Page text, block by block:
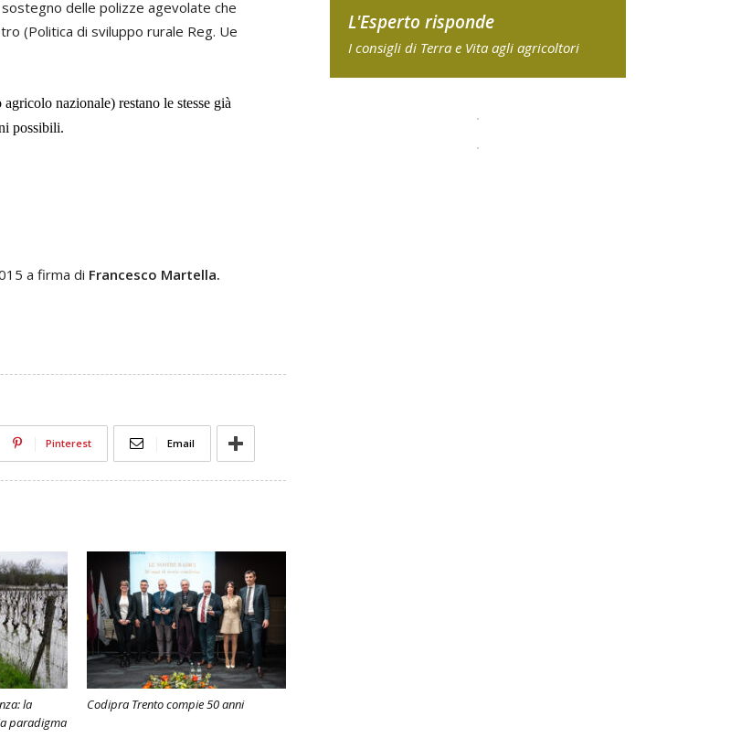
delle polizze agevolate che
(Politica di sviluppo rurale Reg. Ue
nazionale) restano le stesse già
possibili.
a firma di Francesco Martella.
Pinterest Email
la
paradigma
Codipra Trento compie 50 anni
L'Esperto risponde
I consigli di Terra e Vita agli agricoltori